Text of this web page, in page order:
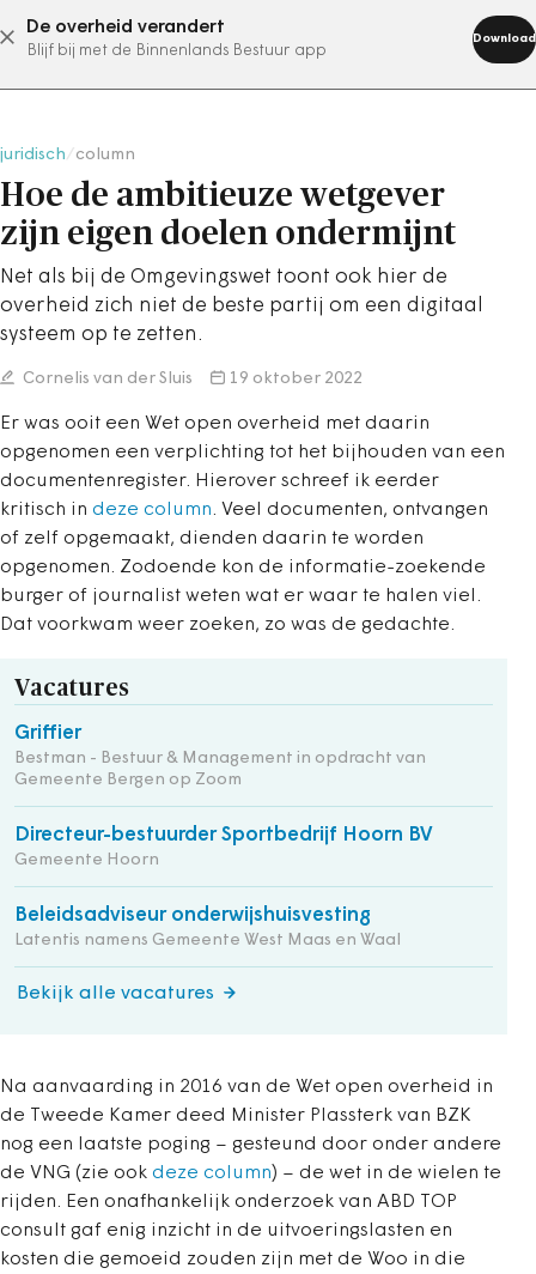
De overheid verandert
Blijf bij met de Binnenlands Bestuur app
Download
abonneer nu
juridisch column
Hoe de ambitieuze wetgever
zijn eigen doelen ondermijnt
Net als bij de Omgevingswet toont ook hier de
overheid zich niet de beste partij om een digitaal
systeem op te zetten.
Cornelis van der Sluis 19 oktober 2022
Er was ooit een Wet open overheid met daarin
opgenomen een verplichting tot het bijhouden van een
documentenregister. Hierover schreef ik eerder
kritisch in deze column. Veel documenten, ontvangen
of zelf opgemaakt, dienden daarin te worden
opgenomen. Zodoende kon de informatie-zoekende
burger of journalist weten wat er waar te halen viel.
Dat voorkwam weer zoeken, zo was de gedachte.
Vacatures
Griffier
Bestman - Bestuur & Management in opdracht van
Gemeente Bergen op Zoom
Directeur-bestuurder Sportbedrijf Hoorn BV
Gemeente Hoorn
Beleidsadviseur onderwijshuisvesting
Latentis namens Gemeente West Maas en Waal
Bekijk alle vacatures
Na aanvaarding in 2016 van de Wet open overheid in
de Tweede Kamer deed Minister Plassterk van BZK
nog een laatste poging – gesteund door onder andere
de VNG (zie ook deze column) – de wet in de wielen te
rijden. Een onafhankelijk onderzoek van ABD TOP
consult gaf enig inzicht in de uitvoeringslasten en
kosten die gemoeid zouden zijn met de Woo in die